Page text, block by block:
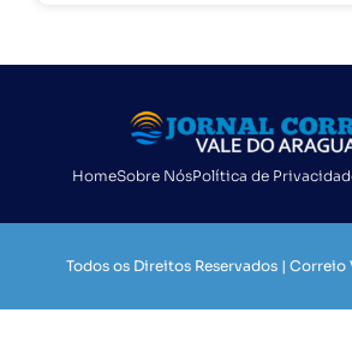
HomeSobre NósPolítica de
Todos os Direitos Reservados | Correio